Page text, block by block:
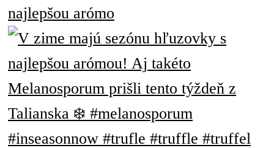
najlepšou arómo